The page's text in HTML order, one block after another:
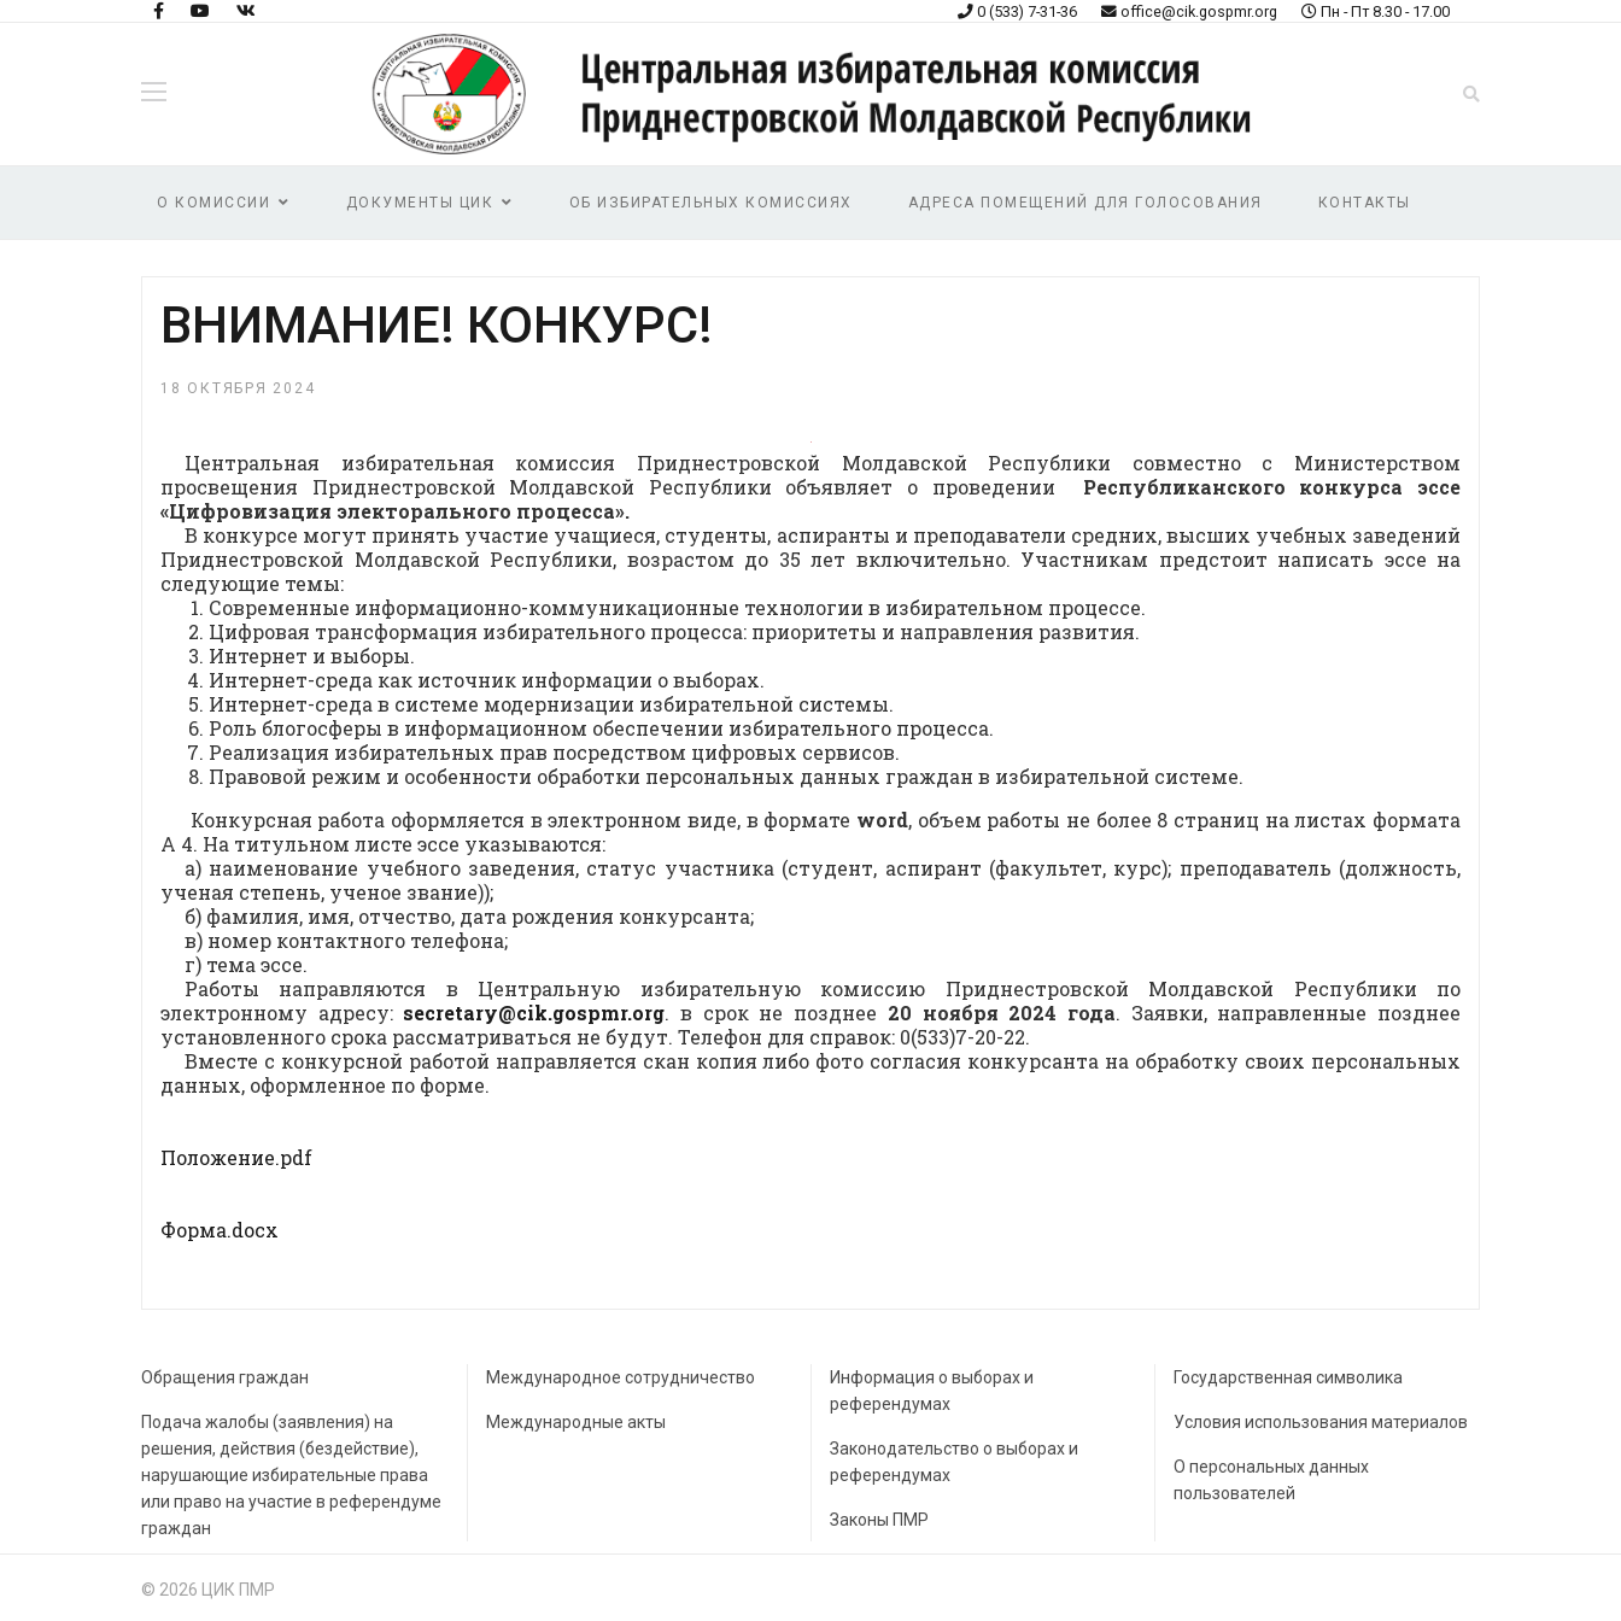
0 (533) 7-31-36 office@cik.gospmr.org Пн - Пт 8.30 - 17.00
О КОМИССИИ ДОКУМЕНТЫ ЦИК ОБ ИЗБИРАТЕЛЬНЫХ КОМИССИЯХ АДРЕСА ПОМЕЩЕНИЙ ДЛЯ ГОЛОСОВАНИЯ КОНТАКТЫ
ВНИМАНИЕ! КОНКУРС!
18 ОКТЯБРЯ 2024
Центральная избирательная комиссия Приднестровской Молдавской Республики совместно с Министерством
просвещения Приднестровской Молдавской Республики объявляет о проведении Республиканского конкурса эссе
«Цифровизация электорального процесса».
В конкурсе могут принять участие учащиеся, студенты, аспиранты и преподаватели средних, высших учебных заведений
Приднестровской Молдавской Республики, возрастом до 35 лет включительно. Участникам предстоит написать эссе на
следующие темы:
Современные информационно-коммуникационные технологии в избирательном процессе.
Цифровая трансформация избирательного процесса: приоритеты и направления развития.
Интернет и выборы.
Интернет-среда как источник информации о выборах.
Интернет-среда в системе модернизации избирательной системы.
Роль блогосферы в информационном обеспечении избирательного процесса.
Реализация избирательных прав посредством цифровых сервисов.
Правовой режим и особенности обработки персональных данных граждан в избирательной системе.
Конкурсная работа оформляется в электронном виде, в формате word, объем работы не более 8 страниц на листах формата
А 4. На титульном листе эссе указываются:
а) наименование учебного заведения, статус участника (студент, аспирант (факультет, курс); преподаватель (должность,
ученая степень, ученое звание));
б) фамилия, имя, отчество, дата рождения конкурсанта;
в) номер контактного телефона;
г) тема эссе.
Работы направляются в Центральную избирательную комиссию Приднестровской Молдавской Республики по
электронному адресу: secretary@cik.gospmr.org. в срок не позднее 20 ноября 2024 года. Заявки, направленные позднее
установленного срока рассматриваться не будут. Телефон для справок: 0(533)7-20-22.
Вместе с конкурсной работой направляется скан копия либо фото согласия конкурсанта на обработку своих персональных
данных, оформленное по форме.
Положение.pdf
Форма.docx
Обращения граждан
Подача жалобы (заявления) на
решения, действия (бездействие),
нарушающие избирательные права
или право на участие в референдуме
граждан
Международное сотрудничество
Международные акты
Информация о выборах и
референдумах
Законодательство о выборах и
референдумах
Законы ПМР
Государственная символика
Условия использования материалов
О персональных данных
пользователей
© 2026 ЦИК ПМР